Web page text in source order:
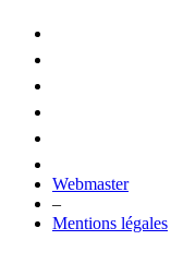
Webmaster
–
Mentions légales